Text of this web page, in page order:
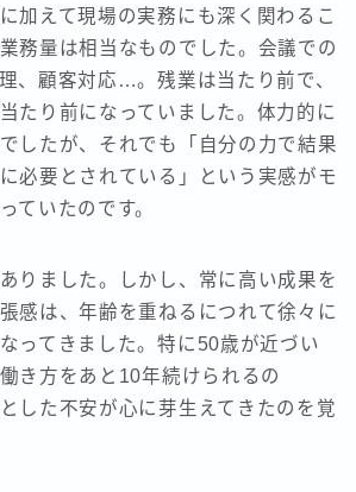
加えて現場の実務にも深く関わるこ
務量は相当なものでした。会議での
、顧客対応…。残業は当たり前で、
たり前になっていました。体力的に
したが、それでも「自分の力で結果
必要とされている」という実感がモ
ていたのです。
りました。しかし、常に高い成果を
感は、年齢を重ねるにつれて徐々に
ってきました。特に50歳が近づい
き方をあと10年続けられるの
した不安が心に芽生えてきたのを覚